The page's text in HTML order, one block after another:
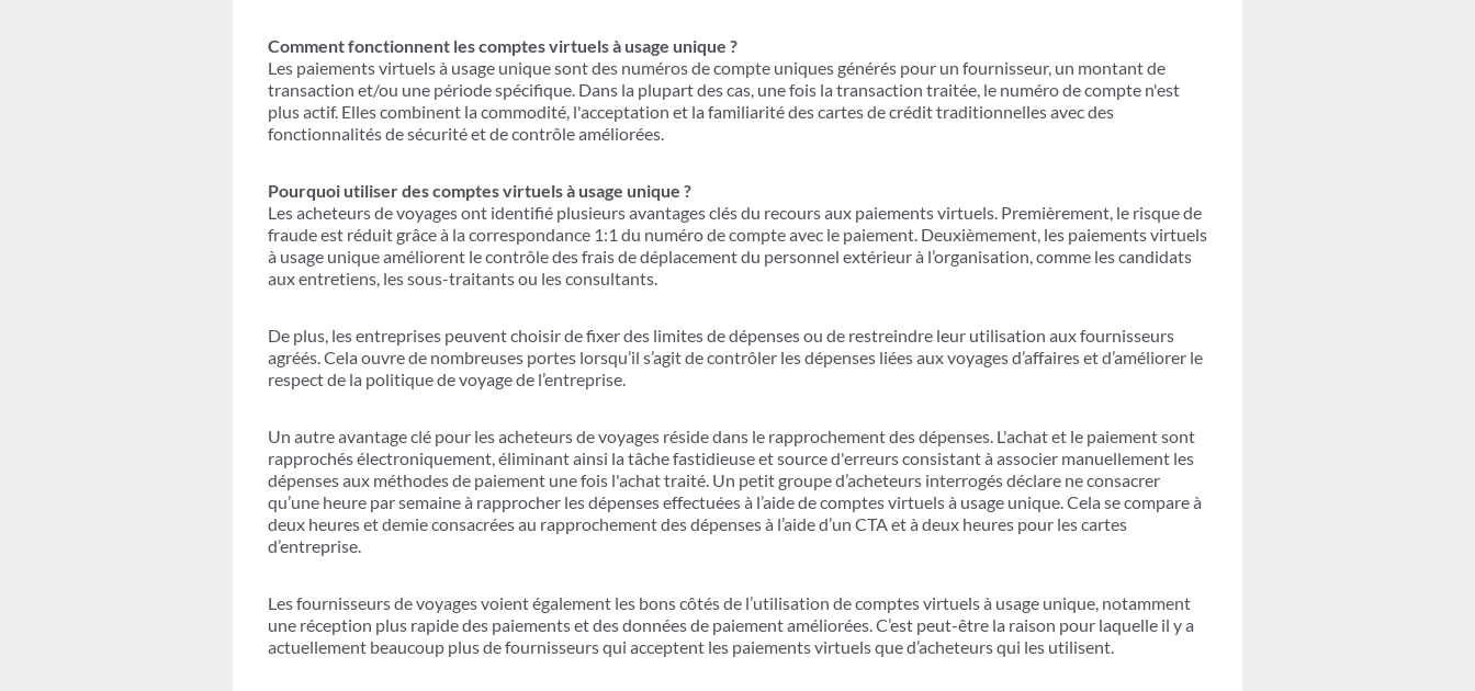
Comment fonctionnent les comptes virtuels à usage unique ?
Les paiements virtuels à usage unique sont des numéros de compte uniques générés pour un fournisseur, un montant de
transaction et/ou une période spécifique. Dans la plupart des cas, une fois la transaction traitée, le numéro de compte n'est
plus actif. Elles combinent la commodité, l'acceptation et la familiarité des cartes de crédit traditionnelles avec des
fonctionnalités de sécurité et de contrôle améliorées.
Pourquoi utiliser des comptes virtuels à usage unique ?
Les acheteurs de voyages ont identifié plusieurs avantages clés du recours aux paiements virtuels. Premièrement, le risque de
fraude est réduit grâce à la correspondance 1:1 du numéro de compte avec le paiement. Deuxièmement, les paiements virtuels
à usage unique améliorent le contrôle des frais de déplacement du personnel extérieur à l’organisation, comme les candidats
aux entretiens, les sous-traitants ou les consultants.
De plus, les entreprises peuvent choisir de fixer des limites de dépenses ou de restreindre leur utilisation aux fournisseurs
agréés. Cela ouvre de nombreuses portes lorsqu’il s’agit de contrôler les dépenses liées aux voyages d’affaires et d’améliorer le
respect de la politique de voyage de l’entreprise.
Un autre avantage clé pour les acheteurs de voyages réside dans le rapprochement des dépenses. L'achat et le paiement sont
rapprochés électroniquement, éliminant ainsi la tâche fastidieuse et source d'erreurs consistant à associer manuellement les
dépenses aux méthodes de paiement une fois l'achat traité. Un petit groupe d’acheteurs interrogés déclare ne consacrer
qu’une heure par semaine à rapprocher les dépenses effectuées à l’aide de comptes virtuels à usage unique. Cela se compare à
deux heures et demie consacrées au rapprochement des dépenses à l’aide d’un CTA et à deux heures pour les cartes
d’entreprise.
Les fournisseurs de voyages voient également les bons côtés de l’utilisation de comptes virtuels à usage unique, notamment
une réception plus rapide des paiements et des données de paiement améliorées. C’est peut-être la raison pour laquelle il y a
actuellement beaucoup plus de fournisseurs qui acceptent les paiements virtuels que d’acheteurs qui les utilisent.